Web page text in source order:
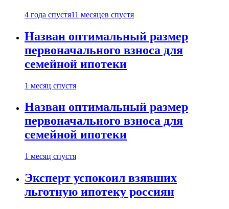
4 года спустя11 месяцев спустя
Назван оптимальный размер
первоначального взноса для
семейной ипотеки
1 месяц спустя
Назван оптимальный размер
первоначального взноса для
семейной ипотеки
1 месяц спустя
Эксперт успокоил взявших
льготную ипотеку россиян